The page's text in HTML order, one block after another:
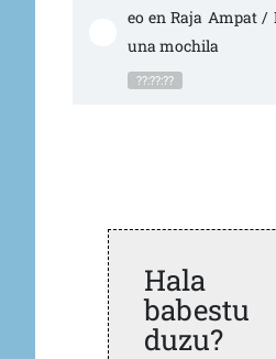
eo en Raja Ampat /
una mochila
??:??:??
Hala
duzu?